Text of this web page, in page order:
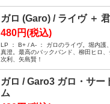
ガロ (Garo) / ライヴ ＋
480円(税込)
LP ： B+ / A- ： ガロのライヴ。堀内護
真澄。最高のバックバンド、柳田ヒロ
次利、矢島賢！
ガロ / Garo3 ガロ・サー
ム